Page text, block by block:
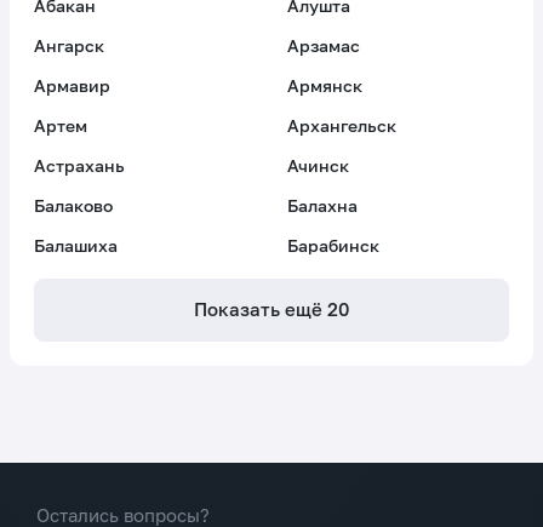
Абакан
Алушта
Ангарск
Арзамас
Армавир
Армянск
Артем
Архангельск
Астрахань
Ачинск
Балаково
Балахна
Балашиха
Барабинск
Показать ещё 20
Остались вопросы?